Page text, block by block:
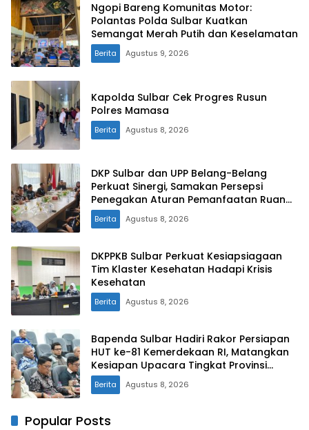
Ngopi Bareng Komunitas Motor:
Polantas Polda Sulbar Kuatkan
Semangat Merah Putih dan Keselamatan
Berita Agustus 9, 2026
Kapolda Sulbar Cek Progres Rusun
Berita Agustus 8, 2026
DKP Sulbar dan UPP Belang-Belang
Perkuat Sinergi, Samakan Persepsi
Penegakan Aturan Pemanfaatan Ruang
Laut
Berita Agustus 8, 2026
DKPPKB Sulbar Perkuat Kesiapsiagaan
Tim Klaster Kesehatan Hadapi Krisis
Kesehatan
Berita Agustus 8, 2026
Bapenda Sulbar Hadiri Rakor Persiapan
HUT ke-81 Kemerdekaan RI, Matangkan
Kesiapan Upacara Tingkat Provinsi
Sulawesi Barat
Berita Agustus 8, 2026
Popular Posts